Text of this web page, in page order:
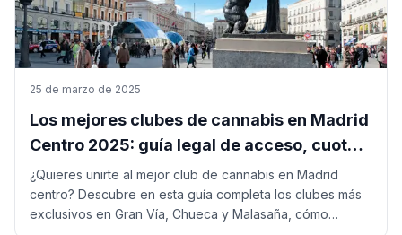
25 de marzo de 2025
Los mejores clubes de cannabis en Madrid
Centro 2025: guía legal de acceso, cuotas
y servicios exclusivos
¿Quieres unirte al mejor club de cannabis en Madrid
centro? Descubre en esta guía completa los clubes más
exclusivos en Gran Vía, Chueca y Malasaña, cómo